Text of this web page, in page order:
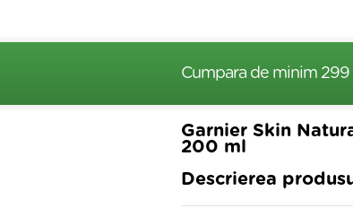
Cumpara de minim 299
Garnier Skin
200 ml
Descrierea